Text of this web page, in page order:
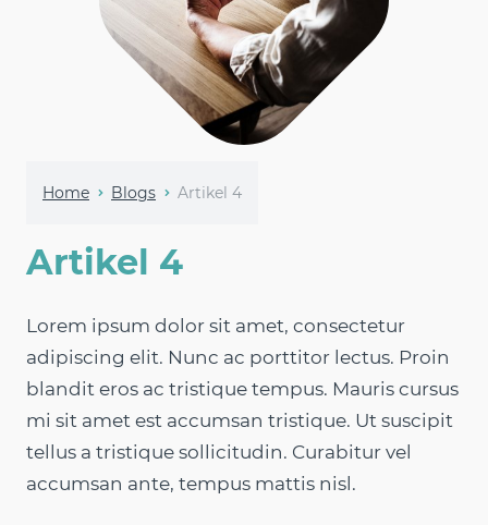
Home Blogs Artikel 4
Artikel 4
Lorem ipsum dolor sit amet, consectetur
adipiscing elit. Nunc ac porttitor lectus. Proin
blandit eros ac tristique tempus. Mauris cursus
mi sit amet est accumsan tristique. Ut suscipit
tellus a tristique sollicitudin. Curabitur vel
accumsan ante, tempus mattis nisl.